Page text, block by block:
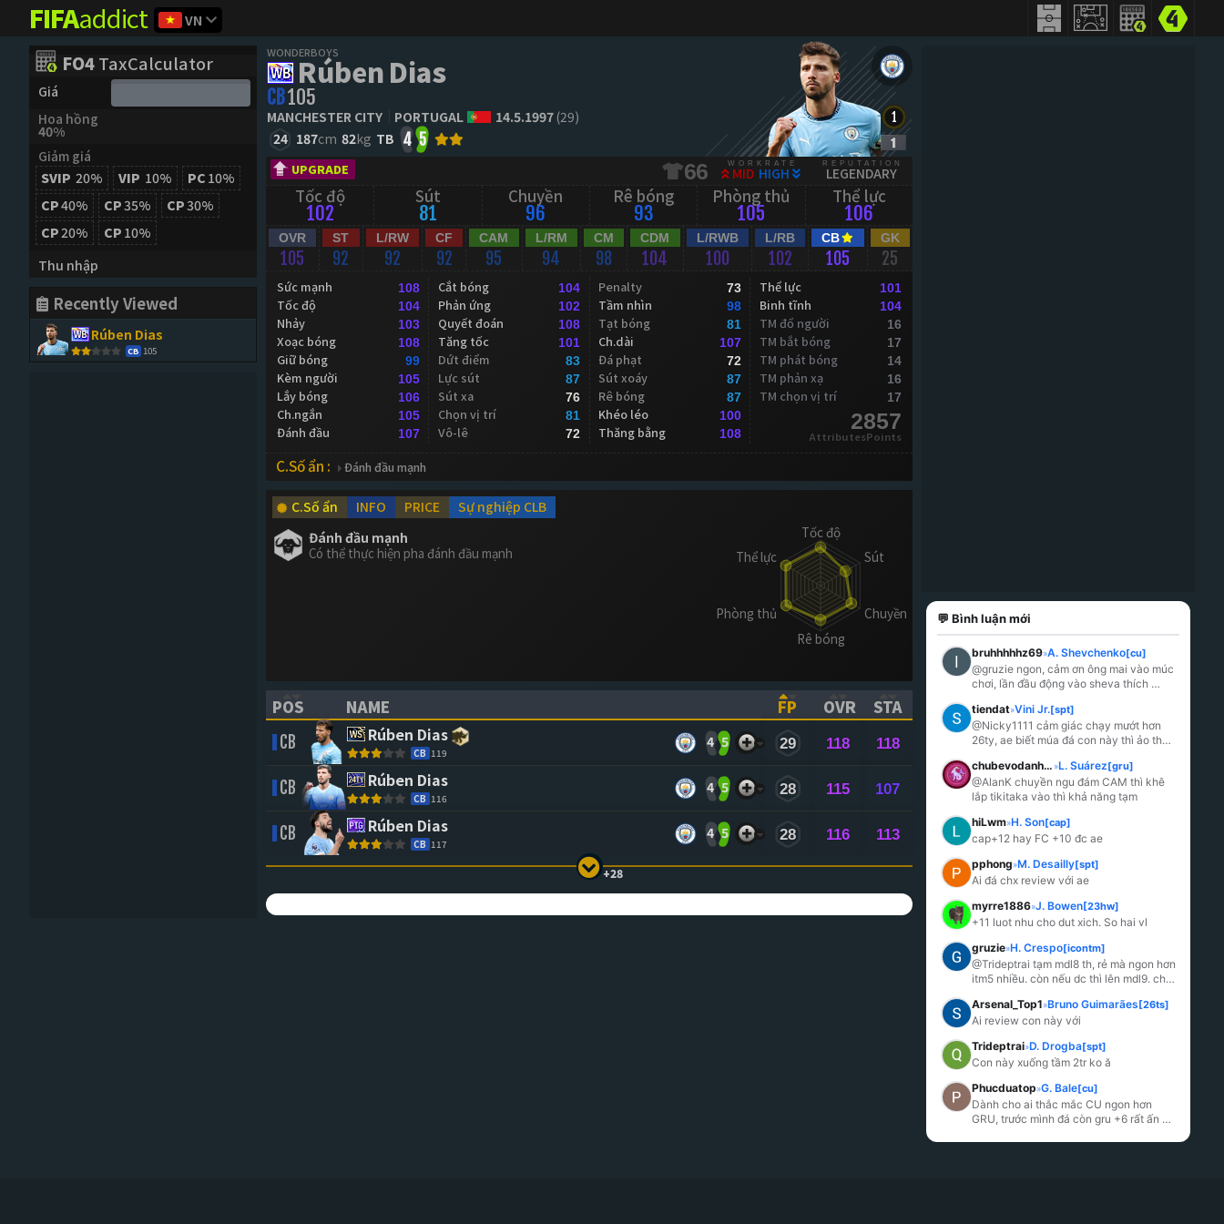
FIFAaddict VN
FO4TaxCalculator
Giá
Hoa hồng
40%
Giảm giá
SVIP 20% VIP 10% PC 10%
CP40% CP35% CP30%
CP20% CP 10%
Thu nhập
Recently Viewed
Rúben Dias
CB 105
WONDERBOYS
Rúben Dias
CB105
MANCHESTER CITY PORTUGAL 14.5.1997(29)
24 187cm 82kg TB 4 5
UPGRADE 66 WORKRATE
MID HIGH
REPUTATION
LEGENDARY
Tốc độ
102
Sút
81
Chuyền
96
Rê bóng
93
Phòng thủ
105
Thể lực
106
OVR
105
ST
92
L/RW
92
CF
92
CAM
95
L/RM
94
CM
98
CDM
104
L/RWB
100
L/RB
102
CB
105
GK
25
Sức mạnh 108
Tốc độ 104
Nhảy 103
Xoạc bóng 108
Giữ bóng 99
Kèm người 105
Lắy bóng 106
Ch.ngắn 105
Đánh đầu 107
Cắt bóng 104
Phản ứng 102
Quyết đoán 108
Tăng tốc 101
Dứt điểm 83
Lực sút 87
Sút xa 76
Chọn vị trí 81
Vô-lê 72
Penalty 73
Tầm nhìn 98
Tạt bóng 81
Ch.dài 107
Đá phạt 72
Sút xoáy 87
Rê bóng 87
Khéo léo 100
Thăng bằng 108
Thể lực 101
Binh tĩnh 104
TM đổ người 16
TM bắt bóng 17
TM phát bóng 14
TM phản xạ 16
TM chọn vị trí 17
2857
AttributesPoints
C.Số ẩn : Đánh đầu mạnh
C.Số ẩn INFO PRICE
Sự nghiệp CLB
Đánh đầu mạnh
Có thể thực hiện pha đánh đầu mạnh
POS
(CLICK TO SORT ASCENDING)
NAME
(CLICK TO SORT ASCENDING)
FP
(CLICK TO SORT ASCENDING)
OVR
(CLICK TO SORT ASCENDING)
STA
(CLICK TO SORT ASCENDING)
CB Rúben Dias
CB 119
4 5 29 118 118
CB Rúben Dias
CB 116
4 5 28 115 107
CB Rúben Dias
CB 117
4 5 28 116 113
+28
💬 Bình luận mới
bruhhhhhz69»A. Shevchenko[cu]
@gruzie ngon, cảm ơn ông mai vào múc
chơi, lần đầu động vào sheva thích
tiendat»Vini Jr.[spt]
@Nicky1111 cảm giác chạy mướt hơn
26ty, ae biết múa đá con này thì ảo thôi
nhượ... chubevodanh2612 »L. Suárez[gru]
@AlanK chuyền ngu đám CAM thì khê
lắp tikitaka vào thì khả năng tạm
hiLwm»H. Son[cap]
cap+12 hay FC +10 đc ae
pphong»M. Desailly[spt]
Ai đá chx review với ae
myrre1886»J. Bowen[23hw]
+11 luot nhu cho dut xich. So hai vl
gruzie»H. Crespo[icontm]
@Trideptrai tạm mdl8 th, rẻ mà ngon hơn
itm5 nhiều. còn nếu dc thì lên mdl9. chứ
Arsenal_Top1»Bruno Guimarães[26ts]
Ai review con này với
Trideptrai»D. Drogba[spt]
Con này xuống tầm 2tr ko ă
Phucduatop»G. Bale[cu]
Dành cho ai thắc mắc CU ngon hơn
GRU, trước mình đá còn gru +6 rất ấn